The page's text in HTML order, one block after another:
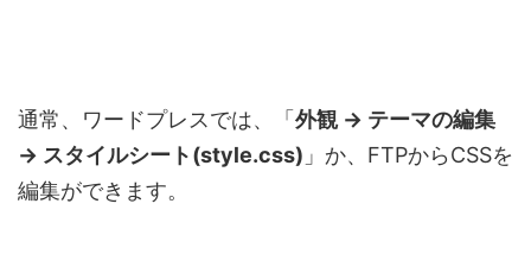
通常、ワードプレスでは、「外観 → テーマの編集
→ スタイルシート(style.css) 」か、FTPからCSSを
編集ができます。